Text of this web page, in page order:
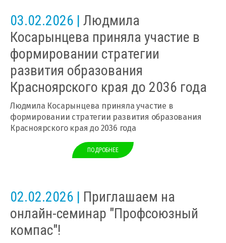
03.02.2026 | Людмила
Косарынцева приняла участие в
формировании стратегии
развития образования
Красноярского края до 2036 года
Людмила Косарынцева приняла участие в
формировании стратегии развития образования
Красноярского края до 2036 года
ПОДРОБНЕЕ
02.02.2026 | Приглашаем на
онлайн-семинар "Профсоюзный
компас"!